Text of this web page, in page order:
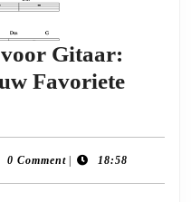
Gitaar:
Favoriete
0 Comment 18:58